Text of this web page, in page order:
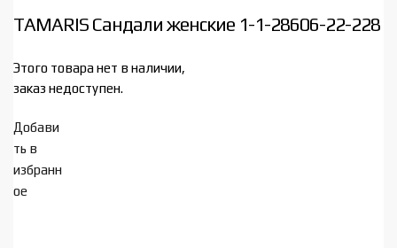
TAMARIS Сандали женские 1-1-28606-22-228
Этого товара нет в наличии,
заказ недоступен.
Добави
ть в
избранн
ое